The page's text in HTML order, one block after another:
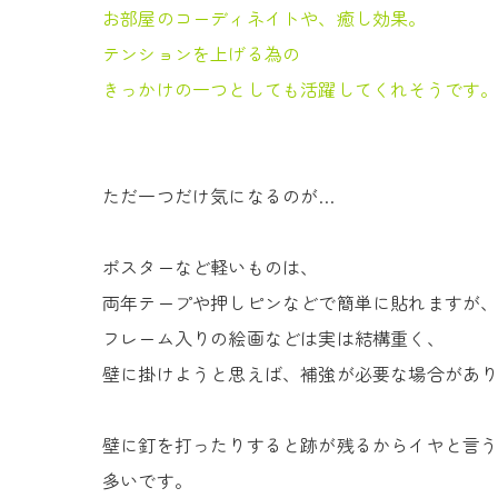
お部屋のコーディネイトや、癒し効果。
テンションを上げる為の
きっかけの一つとしても活躍してくれそうです。
ただ一つだけ気になるのが…
ポスターなど軽いものは、
両年テープや押しピンなどで簡単に貼れますが、
フレーム入りの絵画などは実は結構重く、
壁に掛けようと思えば、補強が必要な場合があり
壁に釘を打ったりすると跡が残るからイヤと言
多いです。